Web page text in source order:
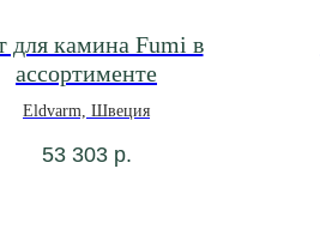
для камина Fumi в
ассортименте
Eldvarm, Швеция
53 303 р.